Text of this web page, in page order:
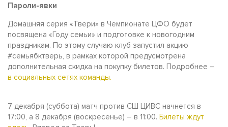
Пароли-явки
Домашняя серия «Твери» в Чемпионате ЦФО будет
посвящена «Году семьи» и подготовке к новогодним
праздникам. По этому случаю клуб запустил акцию
#семьябктверь, в рамках которой предусмотрена
дополнительная скидка на покупку билетов. Подробнее –
в социальных сетях команды.
7 декабря (суббота) матч против СШ ЦИВС начнется в
17:00, а 8 декабря (воскресенье) – в 11:00. Билеты ждут